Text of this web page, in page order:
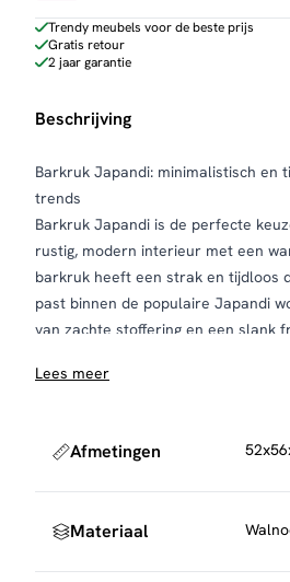
Trendy meubels voor de beste prijs
Gratis retour
2 jaar garantie
Beschrijving
Barkruk Japandi: minimalistisch en
trends
Barkruk Japandi is de perfecte
rustig, modern interieur met een
barkruk heeft een strak en tijdloos
past binnen de populaire Japandi
van zachte stoffering en een slank
keuken, kookeiland of bartafel.
combineren met hout, lichte
waar natuurlijke materialen
Lees meer
Afmetingen
Materiaal